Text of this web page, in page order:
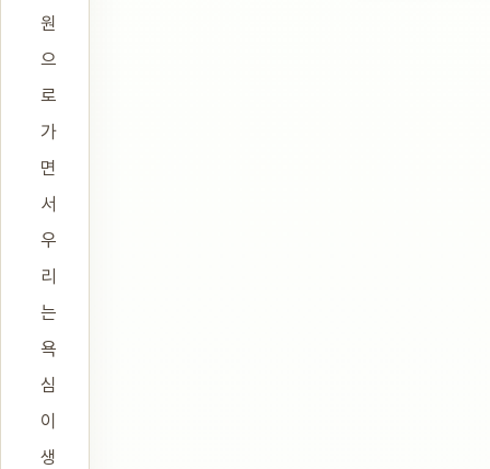
원
으
로
가
면
서
우
리
는
욕
심
이
생